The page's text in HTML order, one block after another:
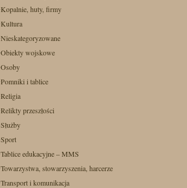
Kopalnie, huty, firmy
Kultura
Nieskategoryzowane
Obiekty wojskowe
Osoby
Pomniki i tablice
Religia
Relikty przeszłości
Służby
Sport
Tablice edukacyjne – MMS
Towarzystwa, stowarzyszenia, harcerze
Transport i komunikacja